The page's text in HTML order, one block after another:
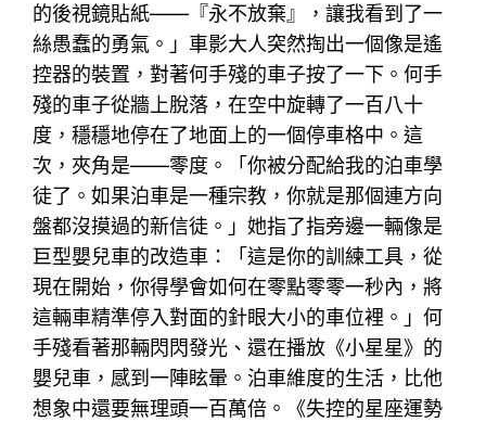
的後視鏡貼紙——『永不放棄』，讓我看到了一
絲愚蠢的勇氣。」車影大人突然掏出一個像是遙
控器的裝置，對著何手殘的車子按了一下。何手
殘的車子從牆上脫落，在空中旋轉了一百八十
度，穩穩地停在了地面上的一個停車格中。這
次，夾角是——零度。「你被分配給我的泊車學
徒了。如果泊車是一種宗教，你就是那個連方向
盤都沒摸過的新信徒。」她指了指旁邊一輛像是
巨型嬰兒車的改造車：「這是你的訓練工具，從
現在開始，你得學會如何在零點零零一秒內，將
這輛車精準停入對面的針眼大小的車位裡。」何
手殘看著那輛閃閃發光、還在播放《小星星》的
嬰兒車，感到一陣眩暈。泊車維度的生活，比他
想象中還要無理頭一百萬倍。《失控的星座運勢